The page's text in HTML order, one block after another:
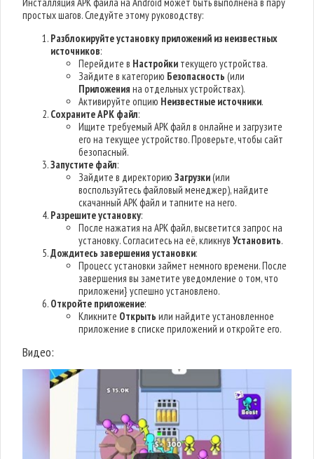
простых шагов. Следуйте этому руководству:
Разблокируйте установку приложений из неизвестных
источников:
Перейдите в Настройки текущего устройства.
Зайдите в категорию Безопасность (или
Приложения на отдельных устройствах).
Активируйте опцию Неизвестные источники.
Сохраните APK файл:
Ищите требуемый APK файл в онлайне и загрузите
его на текущее устройство. Проверьте, чтобы сайт
безопасный.
Запустите файл:
Зайдите в директориюЗагрузки(или
воспользуйтесь файловый менеджер), найдите
скачанный APK файл и тапните на него.
Разрешите установку:
После нажатия на APK файл, высветится запрос на
установку. Согласитесь на её, кликнувУстановить.
Дождитесь завершения установки:
Процесс установки займет немного времени. После
завершения вы заметите уведомление о том, что
приложени} успешно установлено.
Откройте приложение:
Кликните Открыть или найдите установленное
приложение в списке приложений и откройте его.
Видео: